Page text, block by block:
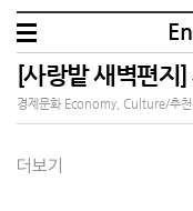
[사랑밭 새벽편지
경제문화 Economy, Culture/추
더보기